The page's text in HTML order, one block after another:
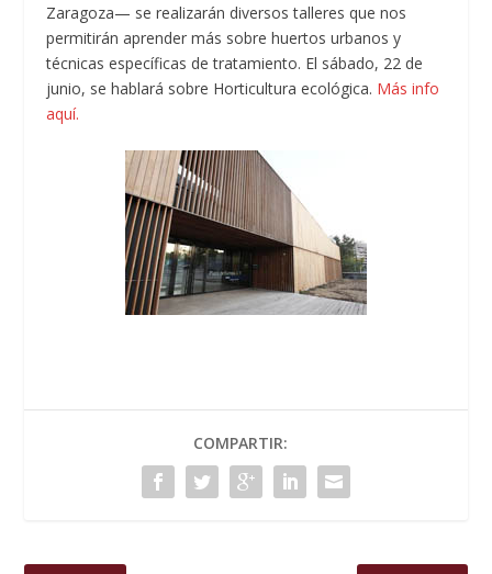
Zaragoza— se realizarán diversos talleres que nos
permitirán aprender más sobre huertos urbanos y
técnicas específicas de tratamiento. El sábado, 22 de
junio, se hablará sobre Horticultura ecológica. Más info
aquí.
COMPARTIR: